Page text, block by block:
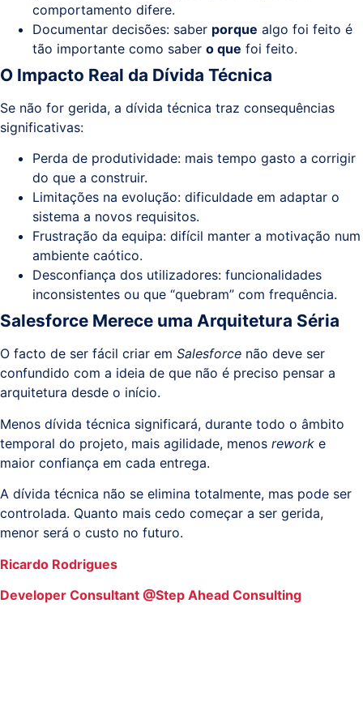
comportamento difere.
Documentar decisões: saber porque algo foi feito é
tão importante como saber o que foi feito.
O Impacto Real da Dívida Técnica
Se não for gerida, a dívida técnica traz consequências
significativas:
Perda de produtividade: mais tempo gasto a corrigir
do que a construir.
Limitações na evolução: dificuldade em adaptar o
sistema a novos requisitos.
Frustração da equipa: difícil manter a motivação num
ambiente caótico.
Desconfiança dos utilizadores: funcionalidades
inconsistentes ou que “quebram” com frequência.
Salesforce Merece uma Arquitetura Séria
O facto de ser fácil criar em Salesforce não deve ser
confundido com a ideia de que não é preciso pensar a
arquitetura desde o início.
Menos dívida técnica significará, durante todo o âmbito
temporal do projeto, mais agilidade, menos rework e
maior confiança em cada entrega.
A dívida técnica não se elimina totalmente, mas pode ser
controlada. Quanto mais cedo começar a ser gerida,
menor será o custo no futuro.
Ricardo Rodrigues
Developer Consultant @Step Ahead Consulting